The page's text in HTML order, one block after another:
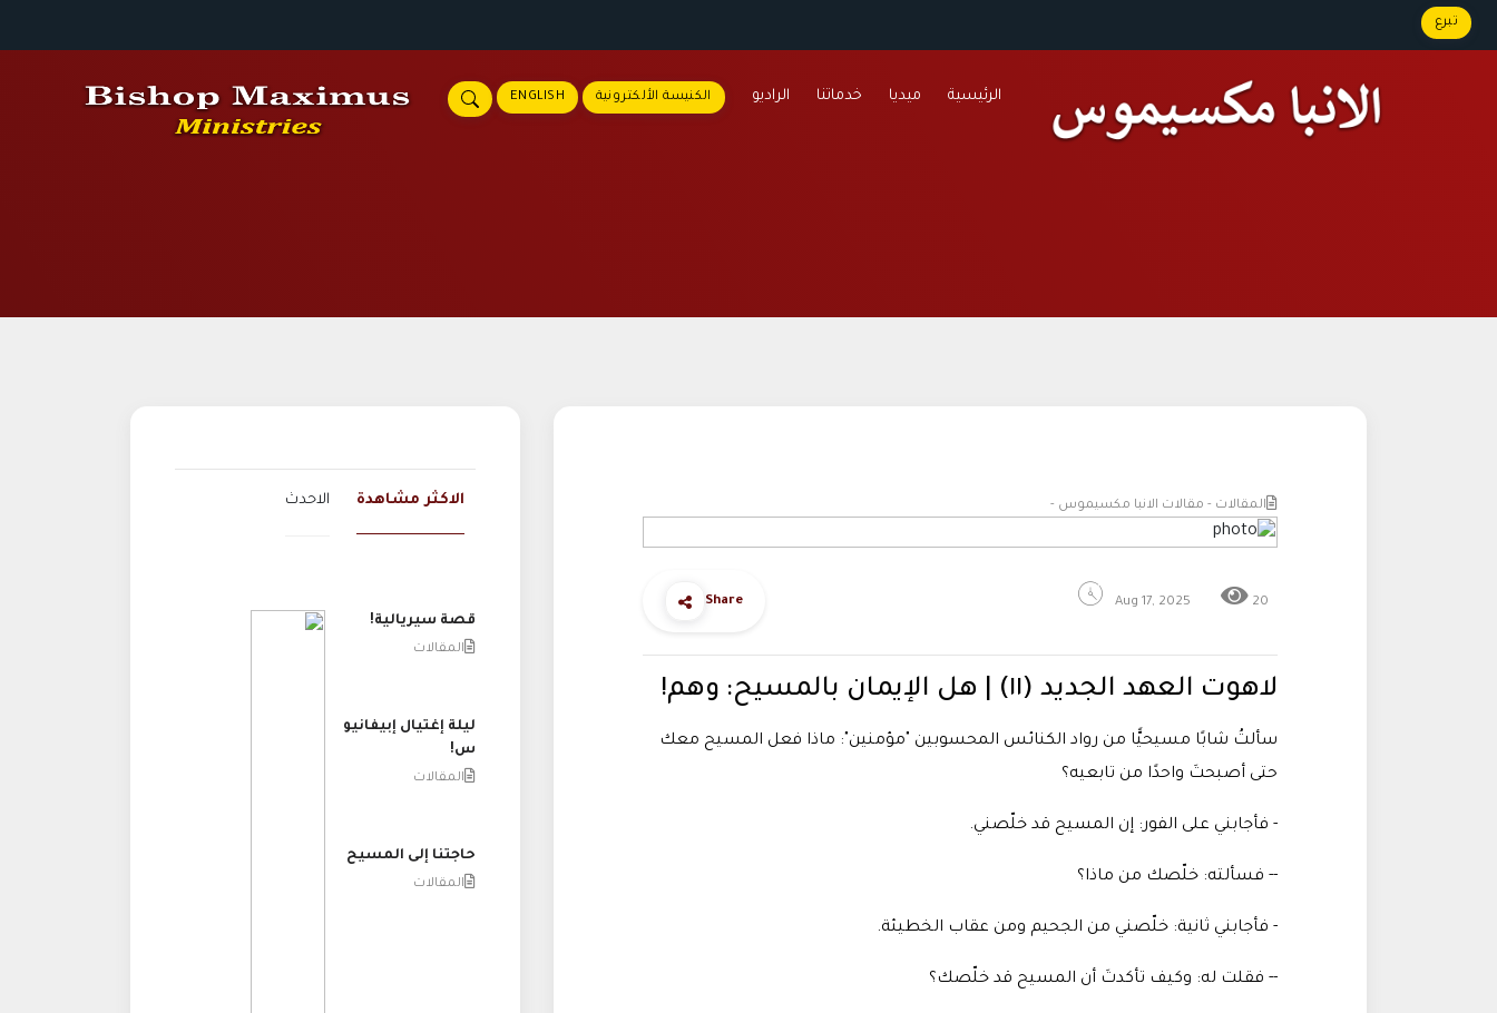
تبرع
ENGLISH الكنيسة الألكترونية الراديو خدماتنا ميديا الرئيسية
المقالات - مقالات الانبا مكسيموس -
Aug 17, 2025 20
Share
لاهوت العهد الجديد (١١) | هل الإيمان بالمسيح: وهم!
سألتُ شابًا مسيحيًّا من رواد الكنائس المحسوبين "مؤمنين": ماذا فعل المسيح معك
حتى أصبحتَ واحدًا من تابعيه؟
- فأجابني على الفور: إن المسيح قد خلّصني.
-- فسألته: خلّصك من ماذا؟
- فأجابني ثانية: خلّصني من الجحيم ومن عقاب الخطيئة.
-- فقلت له: وكيف تأكدتَ أن المسيح قد خلّصك؟
الاكثر مشاهدة الاحدث
قصة سيريالية!
المقالات
ليلة إغتيال إبيفانيو
س!
المقالات
حاجتنا إلى المسيح
المقالات